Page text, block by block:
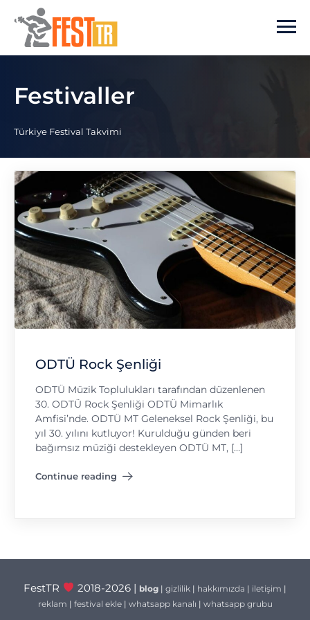
Ana içeriğe atla
Festivaller
Türkiye Festival Takvimi
ODTÜ Rock Şenliği
ODTÜ Müzik Toplulukları tarafından düzenlenen
30. ODTÜ Rock Şenliği ODTÜ Mimarlık
Amfisi’nde. ODTÜ MT Geleneksel Rock Şenliği, bu
yıl 30. yılını kutluyor! Kurulduğu günden beri
bağımsız müziği destekleyen ODTÜ MT, […]
Continue reading
"ODTÜ Rock Şenliği"
FestTR 2018-2026 | blog| gizlilik| hakkımızda | iletişim |
reklam | festival ekle| whatsapp kanalı | whatsapp grubu